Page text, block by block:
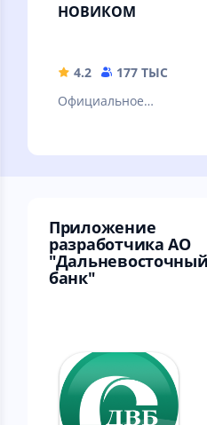
НОВИКОМ
4.2 177 ТЫС
Официальное
Приложение
разработчика АО
"Дальневосточный
банк"